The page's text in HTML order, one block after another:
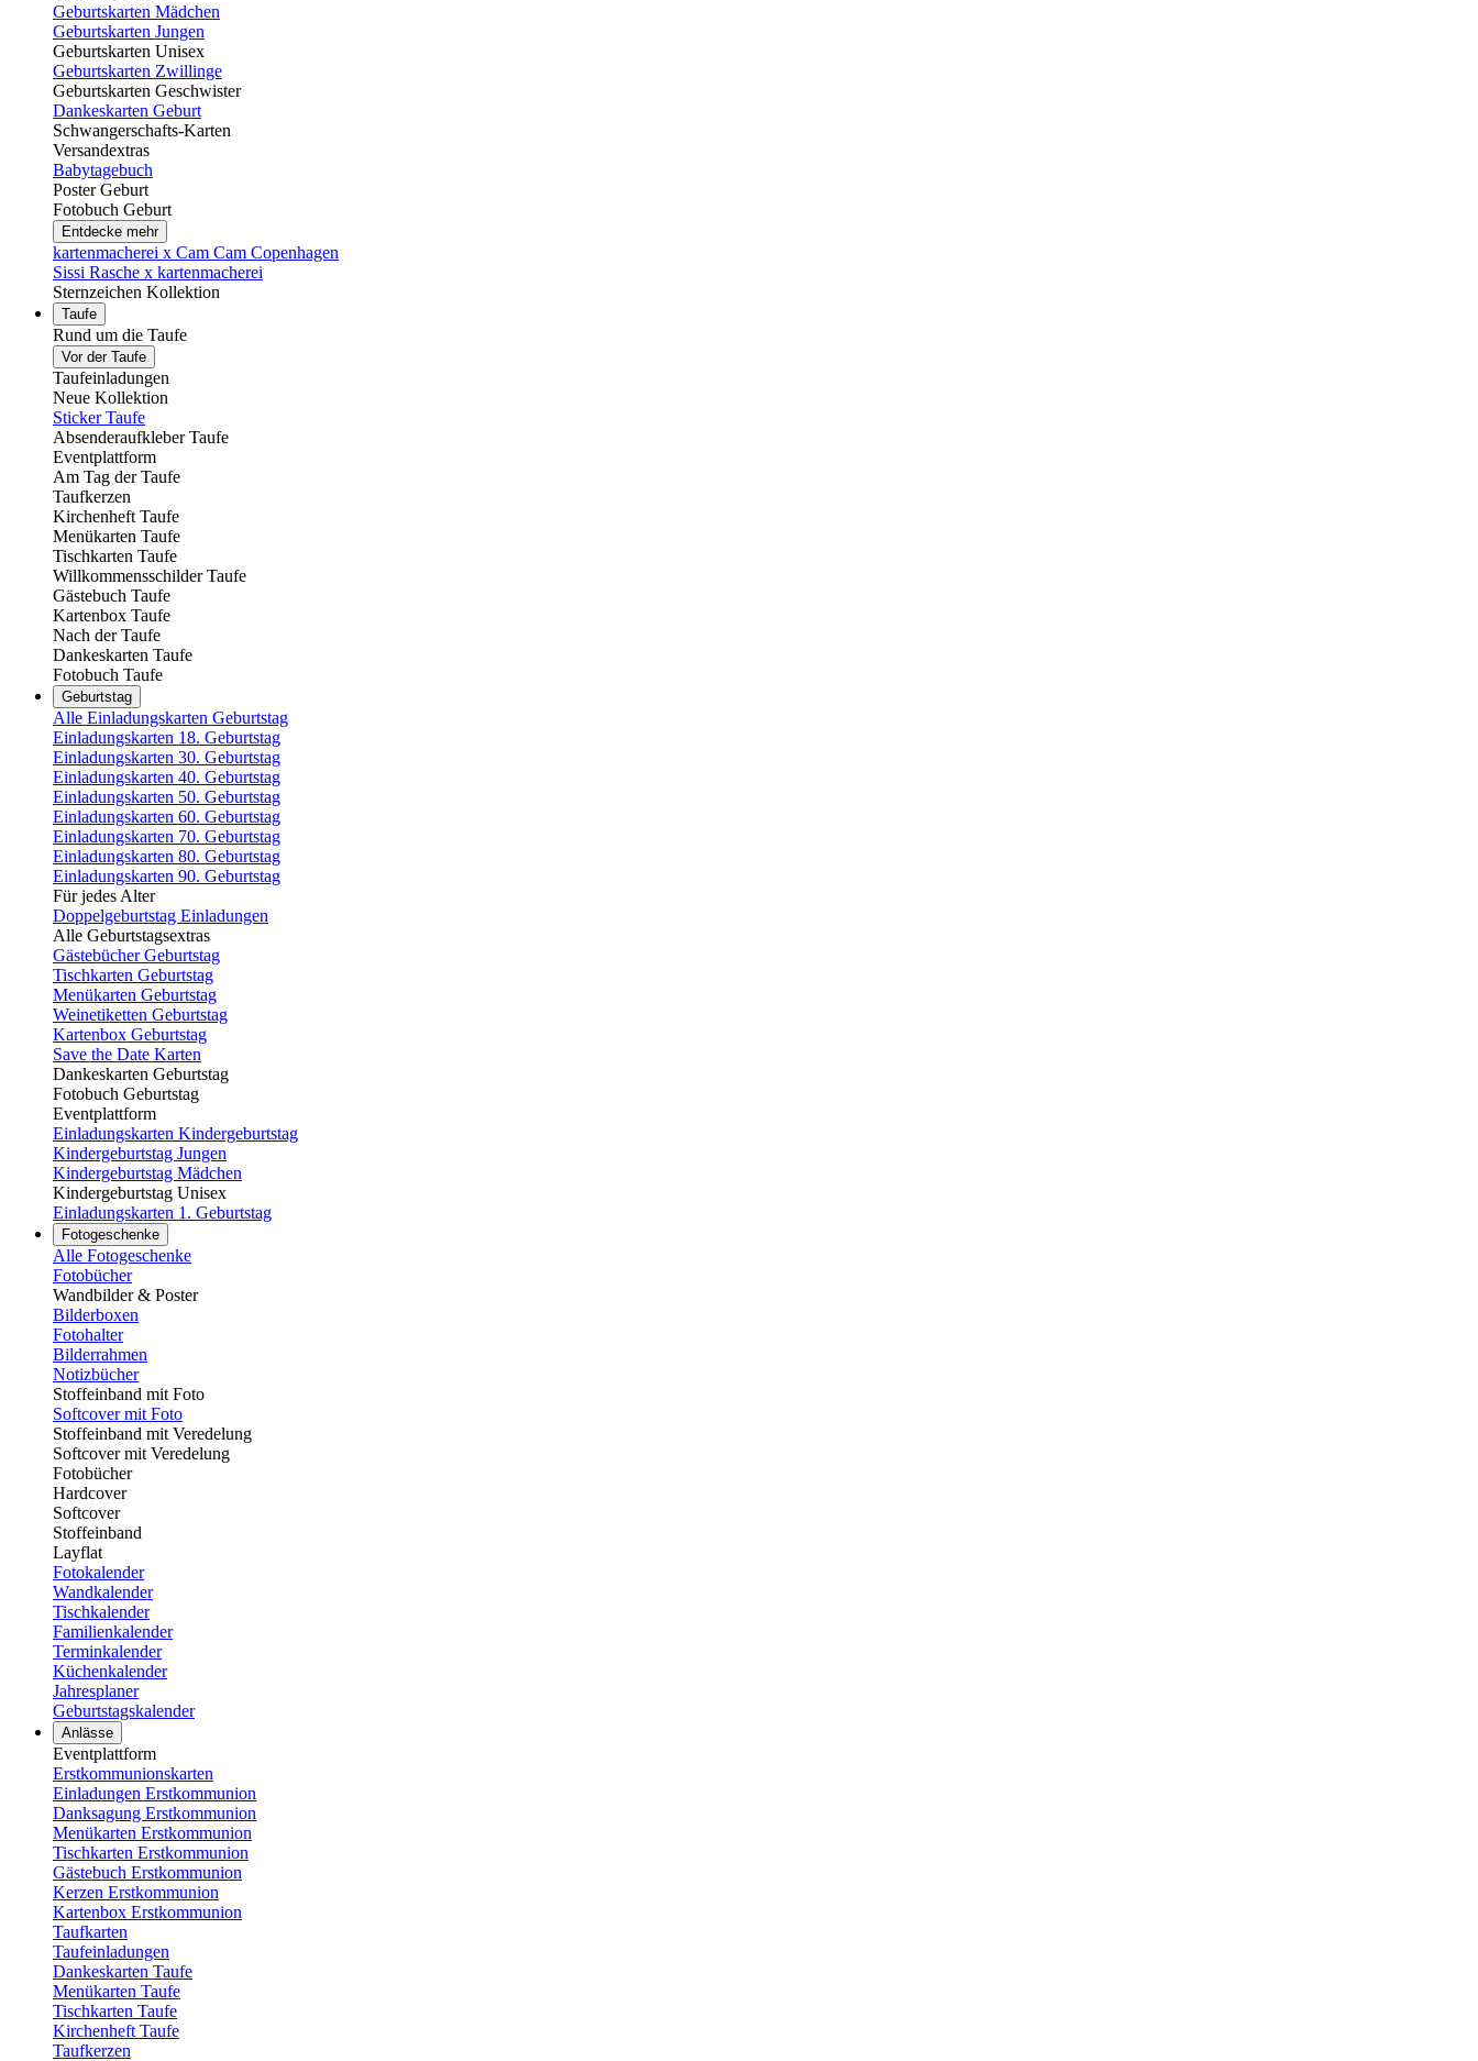
Geburtskarten Mädchen
Geburtskarten Jungen
Geburtskarten Unisex
Geburtskarten Zwillinge
Geburtskarten Geschwister
Dankeskarten Geburt
Schwangerschafts-Karten
Versandextras
Babytagebuch
Poster Geburt
Fotobuch Geburt
Entdecke mehr
kartenmacherei x Cam Cam Copenhagen
Sissi Rasche x kartenmacherei
Sternzeichen Kollektion
Taufe
Rund um die Taufe
Vor der Taufe
Taufeinladungen
Neue Kollektion
Sticker Taufe
Absenderaufkleber Taufe
Eventplattform
Am Tag der Taufe
Taufkerzen
Kirchenheft Taufe
Menükarten Taufe
Tischkarten Taufe
Willkommensschilder Taufe
Gästebuch Taufe
Kartenbox Taufe
Nach der Taufe
Dankeskarten Taufe
Fotobuch Taufe
Geburtstag
Alle Einladungskarten Geburtstag
Einladungskarten 18. Geburtstag
Einladungskarten 30. Geburtstag
Einladungskarten 40. Geburtstag
Einladungskarten 50. Geburtstag
Einladungskarten 60. Geburtstag
Einladungskarten 70. Geburtstag
Einladungskarten 80. Geburtstag
Einladungskarten 90. Geburtstag
Für jedes Alter
Doppelgeburtstag Einladungen
Alle Geburtstagsextras
Gästebücher Geburtstag
Tischkarten Geburtstag
Menükarten Geburtstag
Weinetiketten Geburtstag
Kartenbox Geburtstag
Save the Date Karten
Dankeskarten Geburtstag
Fotobuch Geburtstag
Eventplattform
Einladungskarten Kindergeburtstag
Kindergeburtstag Jungen
Kindergeburtstag Mädchen
Kindergeburtstag Unisex
Einladungskarten 1. Geburtstag
Fotogeschenke
Alle Fotogeschenke
Fotobücher
Wandbilder & Poster
Bilderboxen
Fotohalter
Bilderrahmen
Notizbücher
Stoffeinband mit Foto
Softcover mit Foto
Stoffeinband mit Veredelung
Softcover mit Veredelung
Fotobücher
Hardcover
Softcover
Stoffeinband
Layflat
Fotokalender
Wandkalender
Tischkalender
Familienkalender
Terminkalender
Küchenkalender
Jahresplaner
Geburtstagskalender
Anlässe
Eventplattform
Erstkommunionskarten
Einladungen Erstkommunion
Danksagung Erstkommunion
Menükarten Erstkommunion
Tischkarten Erstkommunion
Gästebuch Erstkommunion
Kerzen Erstkommunion
Kartenbox Erstkommunion
Taufkarten
Taufeinladungen
Dankeskarten Taufe
Menükarten Taufe
Tischkarten Taufe
Kirchenheft Taufe
Taufkerzen